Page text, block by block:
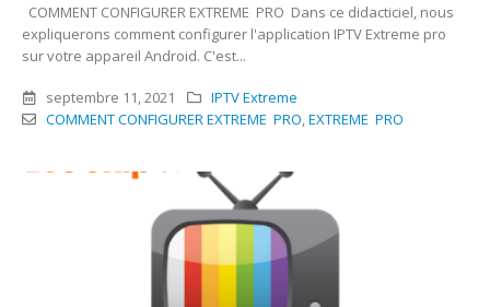
COMMENT CONFIGURER EXTREME PRO Dans ce didacticiel, nous
expliquerons comment configurer l'application IPTV Extreme pro
sur votre appareil Android. C'est...
septembre 11, 2021
IPTV Extreme
COMMENT CONFIGURER EXTREME PRO,EXTREME PRO